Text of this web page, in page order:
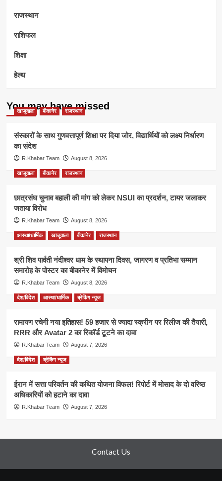
राजस्थान
राशिफल
शिक्षा
हेल्थ
You may have missed
खाजूवाला बीकानेर राजस्थान
संस्कारों के साथ गुणवत्तापूर्ण शिक्षा पर दिया जोर, विद्यार्थियों को लक्ष्य निर्धारण
का संदेश
R.Khabar Team August 8, 2026
खाजूवाला बीकानेर राजस्थान
छात्रसंघ चुनाव बहाली की मांग को लेकर NSUI का प्रदर्शन, टायर जलाकर
जताया विरोध
R.Khabar Team August 8, 2026
आस्था/धार्मिक खाजूवाला बीकानेर राजस्थान
श्री शिव पार्वती नंदीश्वर धाम के स्थापना दिवस, जागरण व प्रतिभा सम्मान
समारोह के पोस्टर का बीकानेर में विमोचन
R.Khabar Team August 8, 2026
देश/विदेश आस्था/धार्मिक ब्रेकिंग न्यूज
रामायण रचेगी नया इतिहास! 59 हजार से ज्यादा स्क्रीन पर रिलीज की तैयारी,
RRR और Avatar 2 का रिकॉर्ड टूटने का दावा
R.Khabar Team August 7, 2026
देश/विदेश ब्रेकिंग न्यूज
ईरान में सत्ता परिवर्तन की कथित योजना विफल! रिपोर्ट में मोसाद के दो वरिष्ठ
अधिकारियों को हटाने का दावा
R.Khabar Team August 7, 2026
Contact Us